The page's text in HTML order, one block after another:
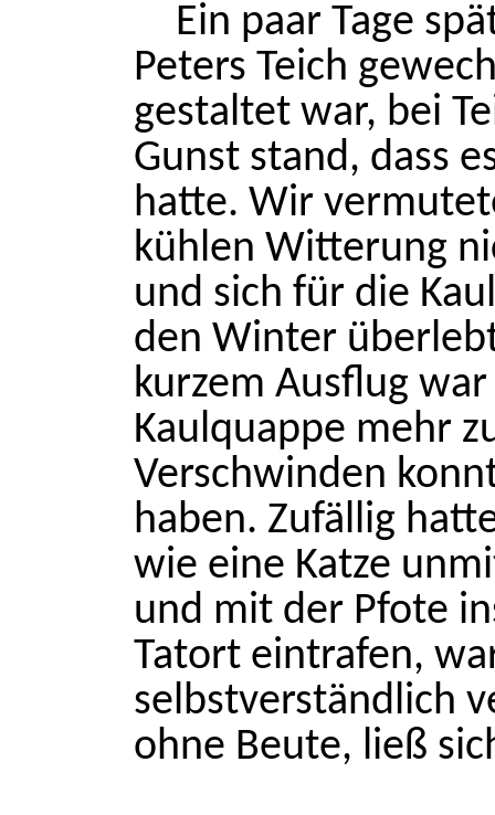
Ein paar Tage
Peters Teich
gestaltet war, bei
Gunst stand, dass
hatte. Wir
kühlen Witterung
und sich für die
den Winter
kurzem Ausflug
Kaulquappe mehr
Verschwinden
haben. Zufällig
wie eine Katze
und mit der Pfote
Tatort eintrafen,
selbstverständlich
ohne Beute, ließ